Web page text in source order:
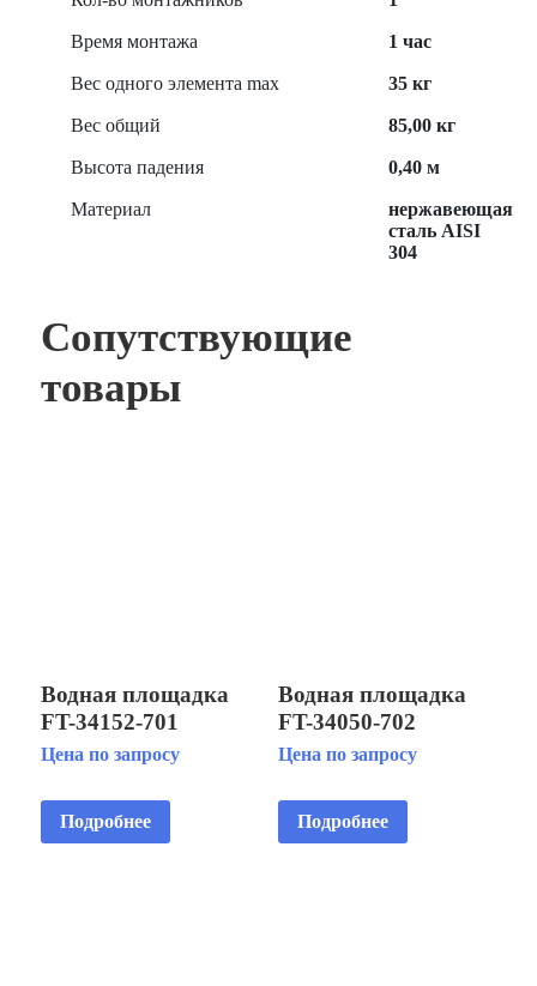
Время монтажа 1 час
Вес одного элемента max 35 кг
Вес общий 85,00 кг
Высота падения 0,40 м
Материал
нержавеющая
сталь AISI
304
Сопутствующие
товары
Водная площадка
FT-34152-701
Цена по запросу
Подробнее
Водная площадка
FT-34050-702
Цена по запросу
Подробнее